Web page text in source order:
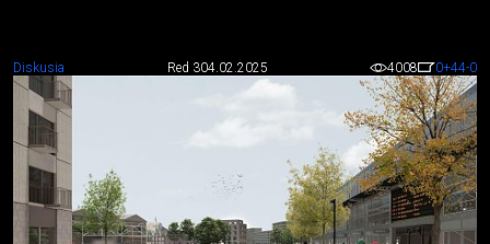
Diskusia Red 304.02.2025 4008 0+44-0